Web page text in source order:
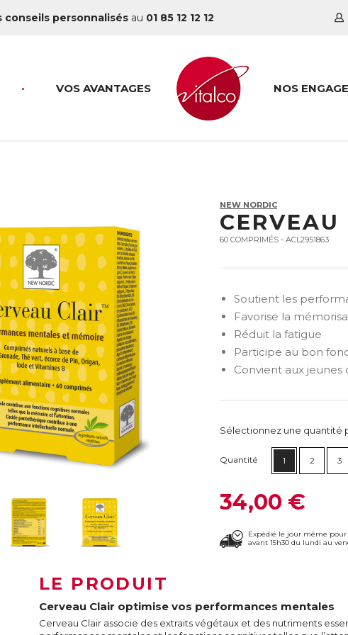
conseils personnalisés au 01 85 12 12 12
VOS AVANTAGES NOS
NEW NORDIC
CERVEAU
60 COMPRIMÉS - ACL2951863
Soutient les
Favorise la
Réduit la fatigue
Participe au bon
Convient aux
Sélectionnez une quantité
Quantité 1 2 3
34,00 €
Expédié le jour même pour
avant 15h30 du lundi au
LE PRODUIT
Cerveau Clair optimise vos performances mentales
Cerveau Clair associe des extraits végétaux et des nutriments